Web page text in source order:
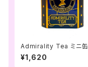
Admirality Tea ミニ缶
¥1,620